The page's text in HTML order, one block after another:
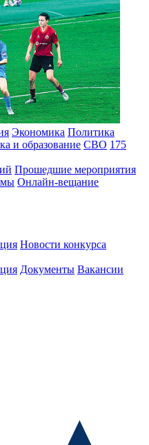
Экономика Политика
и образование СВО 175
Прошедшие мероприятия
Онлайн-вещание
Новости конкурса
Документы Вакансии